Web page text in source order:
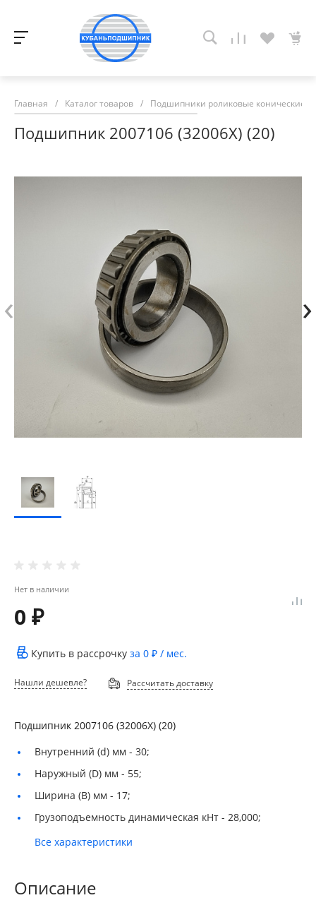
Главная / Каталог товаров / Подшипники роликовые конические
Подшипник 2007106 (32006Х) (20)
‹ ›
Нет в наличии
0 ₽
Купить в рассрочку за 0 ₽ / мес.
Нашли дешевле? Рассчитать доставку
Подшипник 2007106 (32006Х) (20)
Внутренний (d) мм - 30;
Наружный (D) мм - 55;
Ширина (B) мм - 17;
Грузоподъемность динамическая кНт - 28,000;
Все характеристики
Описание